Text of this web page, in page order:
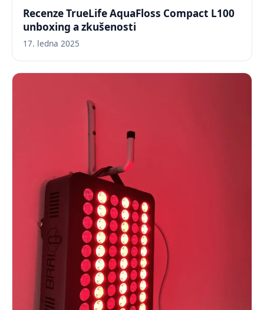
Recenze TrueLife AquaFloss Compact L100
unboxing a zkušenosti
17. ledna 2025